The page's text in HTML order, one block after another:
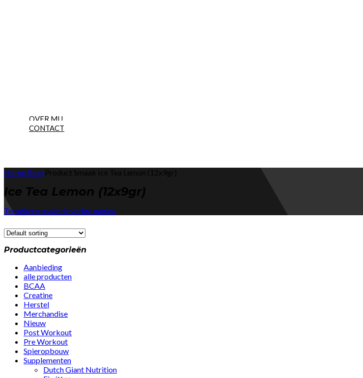
OVER MIJ
CONTACT
HomeShop Product Smaak Ice Tea Lemon (12x9gr)
Ice Tea Lemon (12x9gr)
Terugkeren naar de vorige pagina
Productcategorieën
Aanbieding
alle producten
BCAA
Creatine
Herstel
Merchandise
Nieuw
Post Workout
Pre Workout
Spieropbouw
Supplementen
Dutch Giant Nutrition